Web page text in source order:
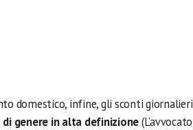
domestico, infine, gli sconti giornalieri
genere in alta definizione(L’avvocato